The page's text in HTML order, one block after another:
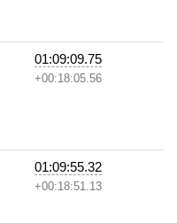
01:09:09.75
+00:18:05.56
01:09:55.32
+00:18:51.13